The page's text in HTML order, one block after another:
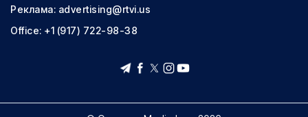
Реклама: advertising@rtvi.us
Office: +1 (917) 722-98-38